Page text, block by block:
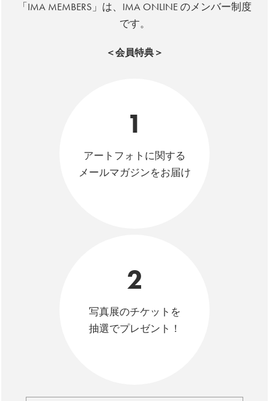
「IMA MEMBERS」は、IMA ONLINE のメンバー制度
です。
＜会員特典＞
1
アートフォトに関する
メールマガジンをお届け
2
写真展のチケットを
抽選でプレゼント！